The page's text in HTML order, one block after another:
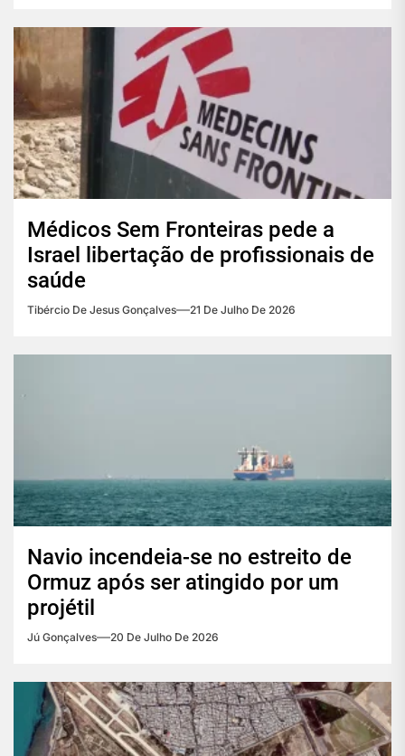
Médicos Sem Fronteiras pede a
Israel libertação de profissionais de
saúde
Tibércio De Jesus Gonçalves 21 De Julho De 2026
Navio incendeia-se no estreito de
Ormuz após ser atingido por um
projétil
Jú Gonçalves 20 De Julho De 2026